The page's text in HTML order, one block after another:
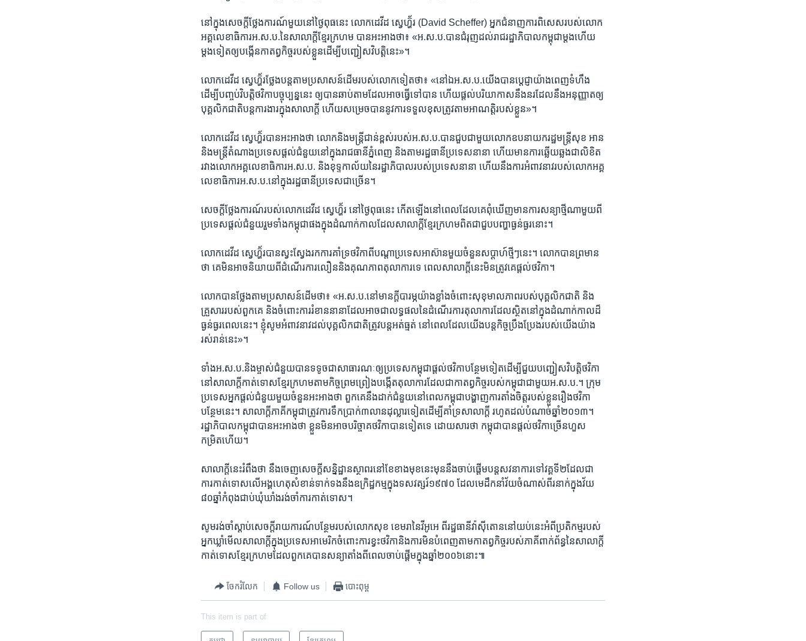
នៅ​ក្នុង​សេចក្តី​ថ្លែង​ការណ៍​មួយ​នៅថ្ងៃពុធ​នេះ​ លោក​ដេវីដ ស្វេហ្ហ៊័រ ​(David Scheffer)​ អ្នក​ជំនាញ​ការ​ពិសេស​របស់​លោក​
អគ្គ​លេខាធិការ​អ.ស.ប.នៃ​សាលាក្តី​ខ្មែរក្រហម​ បាន​អះអាង​ថា៖​ «អ.ស.ប.​បាន​ជំរុញ​ដល់​រាជ​រដ្ឋាភិបាល​កម្ពុជា​ម្តង​ហើយ​
ម្តងទៀត​ឲ្យ​បង្កើន​កាតព្វ​កិច្ច​របស់​ខ្លួន​ដើម្បី​បញ្ជៀស​វិបត្តិ​នេះ»។​
លោកដេវីដ ស្វេហ្ហ៊័រ​ថ្លែង​បន្ត​តាម​ប្រសាសន៍​ដើម​របស់​លោក​ទៀត​ថា៖​ «នៅ​ឯ​អ.ស.ប.​យើង​បាន​ប្តេជ្ញា​យ៉ាងពេញ​ទំហឹង​
ដើម្បី​បញ្ចប់​វិបត្តិ​ថវិកា​បច្ចុប្បន្ន​នេះ ​ឲ្យ​បាន​ឆាប់តាម​ដែល​អាច​ធ្វើទៅ​បាន ​ហើយ​ផ្តល់​បរិយាកាស​នឹង​នរ​ដែល​នឹង​អនុញ្ញាតឲ្យ​
បុគ្គលិក​ជាតិ​បន្តការងារ​ក្នុង​សាលាក្តី​ ហើយ​សម្រេចបាន​នូវ​ការ​ទទួល​ខុសត្រូវ​តាម​អាណត្តិ​របស់​ខ្លួន»។​ ​
លោកដេវីដ ស្វេហ្ហ៊័រ​បាន​អះអាង​ថា​ លោក​និង​មន្ត្រី​ជាន់ខ្ពស់​របស់​អ.ស.ប.​បាន​ជួប​ជាមួយ​លោកឧបនាយក​រដ្ឋមន្ត្រី​សុខ អាន​
និង​មន្ត្រី​តំណាង​ប្រទេស​ផ្តល់​ជំនួយ​នៅ​ក្នុង​រាជធានី​ភ្នំពេញ​ និង​តាម​រដ្ឋធានី​ប្រទេស​នានា​ ហើយ​មាន​ការ​ឆ្លើយ​ឆ្លង​ជា​លិខិត​
រវាង​លោក​អគ្គលេខា​ធិការ​អ.ស.ប.​ និង​ខុទ្ទកាល័យ​នៃ​រដ្ឋាភិបាល​របស់​ប្រទេស​នានា​ ហើយ​នឹង​ការ​អំពាវនាវ​របស់​លោក​អគ្គ​
លេខាធិការ​អ.ស.ប.​នៅក្នុង​រដ្ឋធានី​ប្រទេស​ជាច្រើន។​
សេចក្តី​ថ្លែងការណ៍​របស់​លោកដេវីដ ស្វេហ្ហ៊័រ ​នៅថ្ងៃ​ពុធនេះ ​កើត​ឡើងនៅ​ពេល​ដែល​គេ​ពុំឃើញ​មាន​ការ​សន្យា​ថ្មី​ណាមួយ​ពី​
ប្រទេស​ផ្តល់​ជំនួយ​រួម​ទាំង​កម្ពុជា​ផង​ក្នុង​ដំណាក់​កាល​ដែល​សាលាក្តី​ខ្មែរក្រហម​ពិតជា​ជួប​បញ្ហា​ធ្ងន់ធ្ងរ​នោះ។​
លោកដេវីដ ស្វេហ្ហ៊័រ​បាន​ស្វះស្វែង​រក​ការ​គាំទ្រ​ថវិកា​ពីបណ្តា​ប្រទេស​អាស៊ាន​មួយ​ចំនួន​សប្តាហ៍​ថ្មីៗ​នេះ។​ លោក​បាន​ព្រមាន​
ថា​ គេ​មិន​អាច​និយាយ​ពី​ដំណើរ​ការ​លឿន​និង​គុណភាព​តុលាការ​ទេ ​ពេល​សាលាក្តី​នេះ​មិន​ត្រូវ​គេ​ផ្តល់​ថវិកា។​
លោក​បាន​ថ្លែង​តាម​ប្រសាសន៍​ដើម​ថា៖​ «អ.ស.ប.​នៅ​មាន​ក្តីបារម្ភ​យ៉ាង​ខ្លាំង​ចំពោះ​សុខុមាល​ភាព​របស់​បុគ្គលិក​ជាតិ​ និង​
គ្រួសារ​របស់​ពួកគេ​ និង​ចំពោះ​ការ​រំខាន​នានា​ដែល​អាច​ជា​លទ្ធផល​នៃ​ដំណើរ​ការ​តុលាការ​ដែល​ស្ថិត​នៅ​ក្នុង​ដំណាក់​កាល​ដ៏
ធ្ងន់ធ្ងរ​ពេល​នេះ។​ ខ្ញុំសូម​អំពាវនាវ​ដល់​បុគ្គលិក​ជាតិ​ត្រូវ​បន្ត​អត់ធ្មត់​ នៅពេល​ដែល​យើង​បន្ត​កិច្ច​ប្រឹងប្រែង​របស់​យើង​យ៉ាង​
រស់​រាន់​នេះ»។​
ទាំង​អ.ស.ប.​និងម្ចាស់​ជំនួយ​បាន​ទទូច​ជាសាធារណៈ​ឲ្យ​ប្រទេស​កម្ពុជា​ផ្តល់​ថវិកា​បន្ថែម​ទៀត​ដើម្បី​ជួយ​បញ្ជៀស​វិបត្តិ​ថវិកា​
នៅ​សាលាក្តី​កាត់ទោស​ខ្មែរក្រហម​តាមកិច្ច​ព្រម​ព្រៀង​បង្កើត​តុលាការ​ដែល​ជា​កាតព្វ​កិច្ច​របស់​កម្ពុជា​ជាមួយ​អ.ស.ប.។ ​ក្រុម​
ប្រទេស​អ្នក​ផ្តល់​ជំនួយ​មួយ​ចំនួន​អះអាង​ថា​ ពួកគេ​នឹង​ដាក់​ជំនួយ​នៅ​ពេល​កម្ពុជា​បង្ហាញ​ការ​តាំងចិត្ត​របស់​ខ្លួន​រឿង​ថវិកា​
បន្ថែម​នេះ។ ​សាលាក្តី​ភាគី​កម្ពុជា​ត្រូវការ​ទឹកប្រាក់​៣​លាន​ដុល្លារ​ទៀត​ដើម្បី​គាំទ្រ​សាលាក្តី​ រហូត​ដល់​បំណាច់​ឆ្នាំ​២០១៣។​
រដ្ឋាភិបាល​កម្ពុជា​បាន​អះអាង​ថា​ ខ្លួន​មិនអាច​បរិច្ចាគថវិកា​បាន​ទៀត​ទេ ​ដោយសារ​ថា​ កម្ពុជា​បាន​ផ្តល់​ថវិកា​ច្រើន​ហួស​
កម្រិតហើយ។​
សាលាក្តី​នេះរំពឹង​ថា ​នឹង​ចេញ​សេចក្តី​សន្និដ្ឋាន​ស្ថាពរ​នៅខែ​ខាង​មុខ​នេះ​មុន​នឹង​ចាប់ផ្តើម​បន្ត​សវនាការ​ទៅវគ្គ​ទី២​ដែល​ជា​
ការ​កាត់ទោស​លើ​អង្គហេតុ​សំខាន់​ទាក់ទង​នឹង​ឧក្រិដ្ឋ​កម្ម​ក្នុង​ទសវត្សរ៍​១៩៧០​ ដែល​មេដឹកនាំ​វ័យ​ចំណាស់​ពីរ​នាក់​ក្នុង​វ័យ​
៨០​ឆ្នាំ​កំពុង​ជាប់​ឃុំឃាំង​រង់ចាំ​ការ​កាត់ទោស។​
សូម​រង់ចាំ​ស្តាប់​សេចក្តី​រាយ​ការណ៍​បន្ថែម​របស់​លោកសុខ ខេមរា​នៃ​វីអូអេ ​ពីរដ្ឋធានី​វ៉ាស៊ីតោន​នៅ​យប់​នេះ​អំពី​ប្រតិកម្ម​របស់​
អ្នក​ឃ្លាំមើល​សាលាក្តី​ក្នុង​ប្រទេស​អាមេរិក​ចំពោះ​ការ​ខ្វះ​ថវិកា​និង​ការ​មិន​បំពេញ​តាម​កាតព្វកិច្ច​របស់​ភាគី​ពាក់ព័ន្ធ​នៃ​សាលាក្តី​
កាត់ទោស​ខ្មែរក្រហម​ដែល​ពួកគេ​បាន​សន្យា​តាំងពី​ពេលចាប់​ផ្តើម​ក្នុង​ឆ្នាំ​២០០៦នោះ៕
ចែករំលែក Follow us បោះពុម្ព
This item is part of